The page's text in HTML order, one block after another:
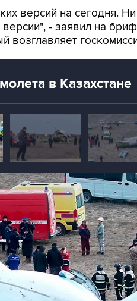
версий на сегодня.
- заявил на
возглавляет
в Казахстане